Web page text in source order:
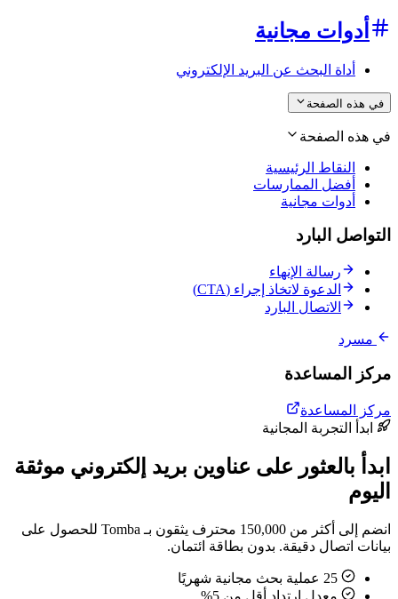
أدوات مجانية
أداة البحث عن البريد الإلكتروني
في هذه الصفحة
في هذه الصفحة
النقاط الرئيسية
أفضل الممارسات
أدوات مجانية
التواصل البارد
رسالة الإنهاء
الدعوة لاتخاذ إجراء (CTA)
الاتصال البارد
مسرد
مركز المساعدة
مركز المساعدة
ابدأ التجربة المجانية
ابدأ بالعثور على عناوين بريد إلكتروني موثقة
اليوم
انضم إلى أكثر من 150,000 محترف يثقون بـ Tomba للحصول على
بيانات اتصال دقيقة. بدون بطاقة ائتمان.